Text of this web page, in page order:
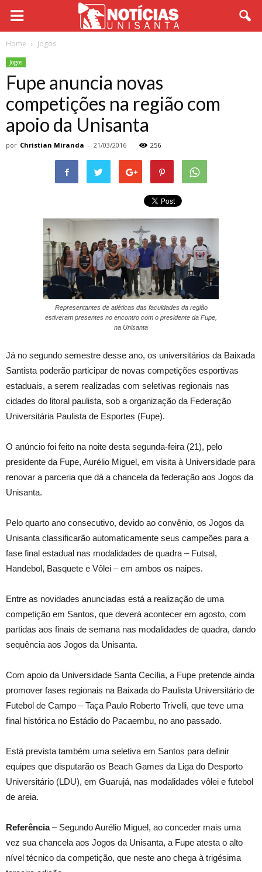
Home Jogos
Jogos
Fupe anuncia novas
competições na região com
apoio da Unisanta
por Christian Miranda - 21/03/2016 256
Representantes de atléticas das faculdades da região
estiveram presentes no encontro com o presidente da Fupe,
na Unisanta
Já no segundo semestre desse ano, os universitários da Baixada
Santista poderão participar de novas competições esportivas
estaduais, a serem realizadas com seletivas regionais nas
cidades do litoral paulista, sob a organização da Federação
Universitária Paulista de Esportes (Fupe).
O anúncio foi feito na noite desta segunda-feira (21), pelo
presidente da Fupe, Aurélio Miguel, em visita à Universidade para
renovar a parceria que dá a chancela da federação aos Jogos da
Unisanta.
Pelo quarto ano consecutivo, devido ao convênio, os Jogos da
Unisanta classificarão automaticamente seus campeões para a
fase final estadual nas modalidades de quadra – Futsal,
Handebol, Basquete e Vôlei – em ambos os naipes.
Entre as novidades anunciadas está a realização de uma
competição em Santos, que deverá acontecer em agosto, com
partidas aos finais de semana nas modalidades de quadra, dando
sequência aos Jogos da Unisanta.
Com apoio da Universidade Santa Cecília, a Fupe pretende ainda
promover fases regionais na Baixada do Paulista Universitário de
Futebol de Campo – Taça Paulo Roberto Trivelli, que teve uma
final histórica no Estádio do Pacaembu, no ano passado.
Está prevista também uma seletiva em Santos para definir
equipes que disputarão os Beach Games da Liga do Desporto
Universitário (LDU), em Guarujá, nas modalidades vôlei e futebol
de areia.
Referência– Segundo Aurélio Miguel, ao conceder mais uma
vez sua chancela aos Jogos da Unisanta, a Fupe atesta o alto
nível técnico da competição, que neste ano chega à trigésima